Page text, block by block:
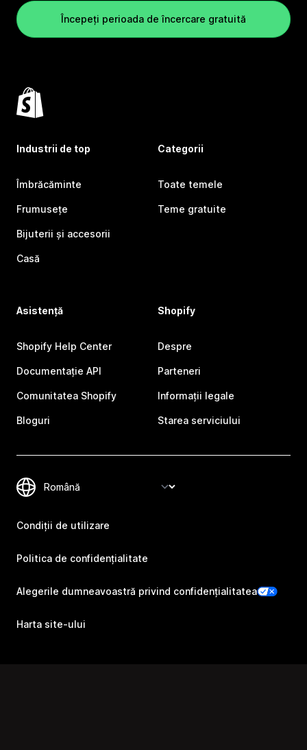
Începeți perioada de încercare gratuită
Industrii de top
Îmbrăcăminte
Frumusețe
Bijuterii și accesorii
Casă
Categorii
Toate temele
Teme gratuite
Asistență
Shopify Help Center
Documentație API
Comunitatea Shopify
Bloguri
Shopify
Despre
Parteneri
Informații legale
Starea serviciului
Condiții de utilizare
Politica de confidențialitate
Alegerile dumneavoastră privind confidențialitatea
Harta site-ului